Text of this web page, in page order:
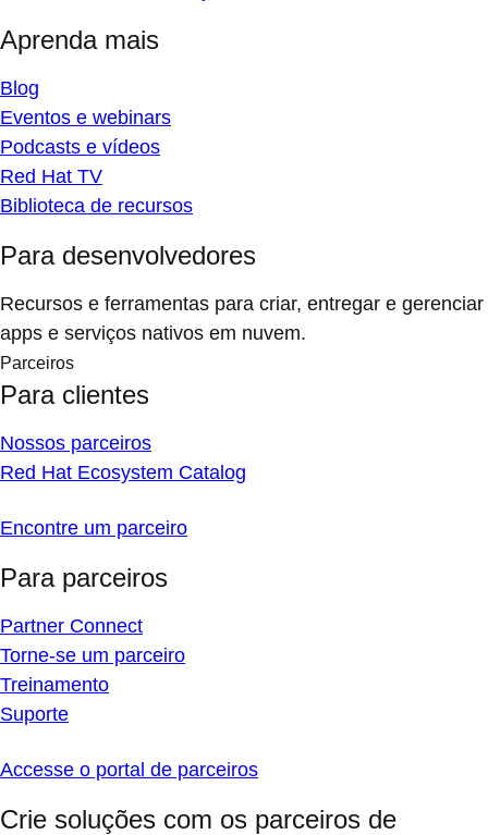
Aprenda mais
Blog
Eventos e webinars
Podcasts e vídeos
Red Hat TV
Biblioteca de recursos
Para desenvolvedores
Recursos e ferramentas para criar, entregar e gerenciar
apps e serviços nativos em nuvem.
Parceiros
Para clientes
Nossos parceiros
Red Hat Ecosystem Catalog
Encontre um parceiro
Para parceiros
Partner Connect
Torne-se um parceiro
Treinamento
Suporte
Accesse o portal de parceiros
Crie soluções com os parceiros de